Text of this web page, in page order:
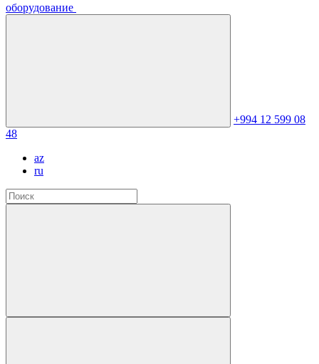
оборудование
+994 12 599 08
48
az
ru